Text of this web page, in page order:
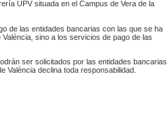
UPV situada en el Campus de Vera de la
de las entidades bancarias con las que se ha
sino a los servicios de pago de las
ser solicitados por las entidades bancarias,
declina toda responsabilidad.